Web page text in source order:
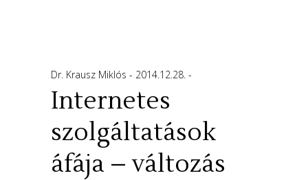
Dr. Krausz Miklós 2014.12.28.
Internetes
szolgáltatások
áfája – változás